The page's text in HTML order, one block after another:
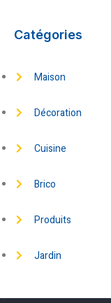
Catégories
Maison
Décoration
Cuisine
Brico
Produits
Jardin